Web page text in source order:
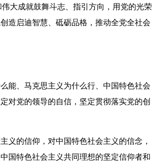
大成就鼓舞斗志、指引方向，用党的光荣
造启迪智慧、砥砺品格，推动全党全社会
、马克思主义为什么行、中国特色社会
对党的领导的自信，坚定贯彻落实党的创
的信仰，对中国特色社会主义的信念，
国特色社会主义共同理想的坚定信仰者和